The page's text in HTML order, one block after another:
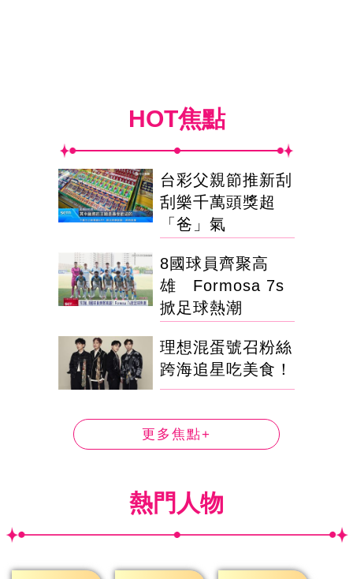
HOT焦點
台彩父親節推新刮
刮樂千萬頭獎超
「爸」氣
8國球員齊聚高
雄 Formosa 7s
掀足球熱潮
理想混蛋號召粉絲
跨海追星吃美食！
更多焦點+
熱門人物